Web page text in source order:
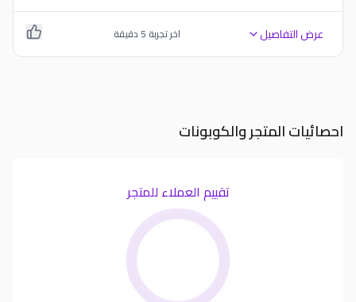
عرض التفاصيل اخر تجربة 5دقيقة
احصائيات المتجر والكوبونات
تقييم العملاء للمتجر